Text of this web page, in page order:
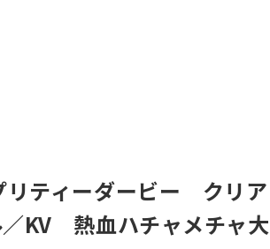
リティーダービー クリア
／KV 熱血ハチャメチャ大